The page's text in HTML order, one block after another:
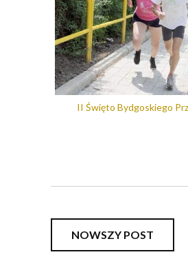
II Święto Bydgoskiego
NOWSZY POST